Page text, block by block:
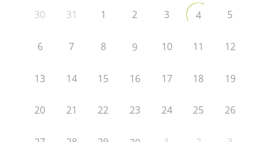
30 31 1 2 3 4 5
6 7 8 9 10 11 12
13 14 15 16 17 18 19
20 21 22 23 24 25 26